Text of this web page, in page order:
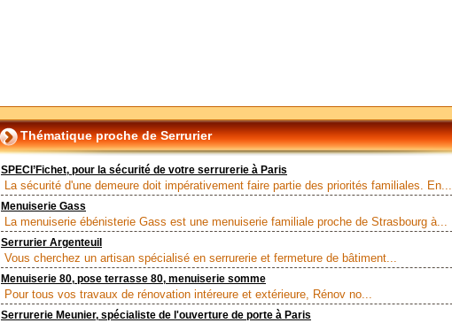
Thématique proche de Serrurier
SPECI’Fichet, pour la sécurité de votre serrurerie à Paris
La sécurité d'une demeure doit impérativement faire partie des priorités familiales. En...
Menuiserie Gass
La menuiserie ébénisterie Gass est une menuiserie familiale proche de Strasbourg à...
Serrurier Argenteuil
Vous cherchez un artisan spécialisé en serrurerie et fermeture de bâtiment...
Menuiserie 80, pose terrasse 80, menuiserie somme
Pour tous vos travaux de rénovation intéreure et extérieure, Rénov no...
Serrurerie Meunier, spécialiste de l'ouverture de porte à Paris